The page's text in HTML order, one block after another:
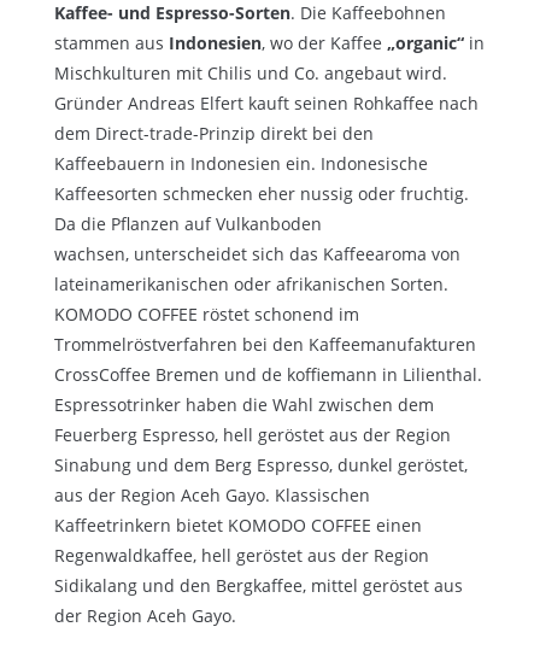
Kaffee- und Espresso-Sorten. Die Kaffeebohnen
stammen aus Indonesien, wo der Kaffee „organic“in
Mischkulturen mit Chilis und Co. angebaut wird.
Gründer Andreas Elfert kauft seinen Rohkaffee nach
dem Direct-trade-Prinzip direkt bei den
Kaffeebauern in Indonesien ein. Indonesische
Kaffeesorten schmecken eher nussig oder fruchtig.
Da die Pflanzen auf Vulkanboden
wachsen, unterscheidet sich das Kaffeearoma von
lateinamerikanischen oder afrikanischen Sorten.
KOMODO COFFEE röstet schonend im
Trommelröstverfahren bei den Kaffeemanufakturen
CrossCoffee Bremen und de koffiemann in Lilienthal.
Espressotrinker haben die Wahl zwischen dem
Feuerberg Espresso, hell geröstet aus der Region
Sinabung und dem Berg Espresso, dunkel geröstet,
aus der Region Aceh Gayo. Klassischen
Kaffeetrinkern bietet KOMODO COFFEE einen
Regenwaldkaffee, hell geröstet aus der Region
Sidikalang und den Bergkaffee, mittel geröstet aus
der Region Aceh Gayo.